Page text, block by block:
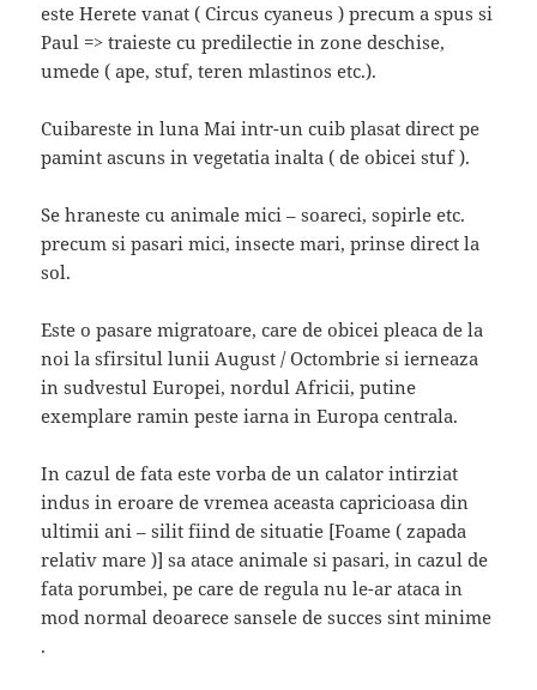
este Herete vanat ( Circus cyaneus ) precum a spus si
Paul => traieste cu predilectie in zone deschise,
umede ( ape, stuf, teren mlastinos etc.).
Cuibareste in luna Mai intr-un cuib plasat direct pe
pamint ascuns in vegetatia inalta ( de obicei stuf ).
Se hraneste cu animale mici – soareci, sopirle etc.
precum si pasari mici, insecte mari, prinse direct la
sol.
Este o pasare migratoare, care de obicei pleaca de la
noi la sfirsitul lunii August / Octombrie si ierneaza
in sudvestul Europei, nordul Africii, putine
exemplare ramin peste iarna in Europa centrala.
In cazul de fata este vorba de un calator intirziat
indus in eroare de vremea aceasta capricioasa din
ultimii ani – silit fiind de situatie [Foame ( zapada
relativ mare )] sa atace animale si pasari, in cazul de
fata porumbei, pe care de regula nu le-ar ataca in
mod normal deoarece sansele de succes sint minime
.